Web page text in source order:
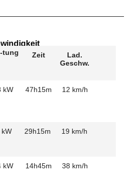
tung Zeit
Lad.
Geschw.
kW 47h15m 12 km/h
kW 29h15m 19 km/h
kW 14h45m 38 km/h